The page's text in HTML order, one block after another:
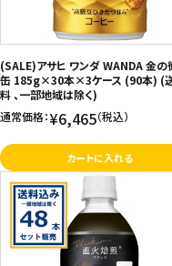
(SALE)アサヒ ワンダ WANDA 金の
缶 185g×30本×3ケース (90本) (
料 、一部地域は除く)
通常価格：¥6,465（税込）
カートに入れる